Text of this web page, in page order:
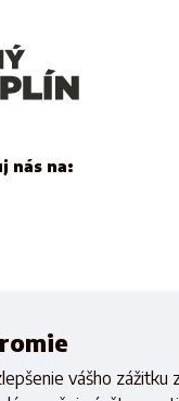
nás na:
vášho